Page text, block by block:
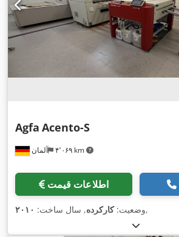
آلمان ۴٬۰۶۹ km
Agfa Acento-S
اطلاعات قیمت
وضعیت:کارکرده, سال ساخت: ۲۰۱۰ ,